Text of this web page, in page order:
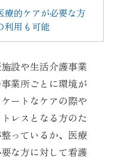
療的ケアが必要な方
利用も可能
設や生活介護事業
業所ごとに環境が
ートなケアの際や
レスとなる方のた
っているか、医療
な方に対して看護